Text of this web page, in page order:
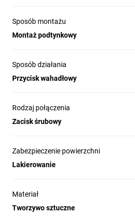
Sposób montażu
Montaż podtynkowy
Sposób działania
Przycisk wahadłowy
Rodzaj połączenia
Zacisk śrubowy
Zabezpieczenie powierzchni
Lakierowanie
Materiał
Tworzywo sztuczne